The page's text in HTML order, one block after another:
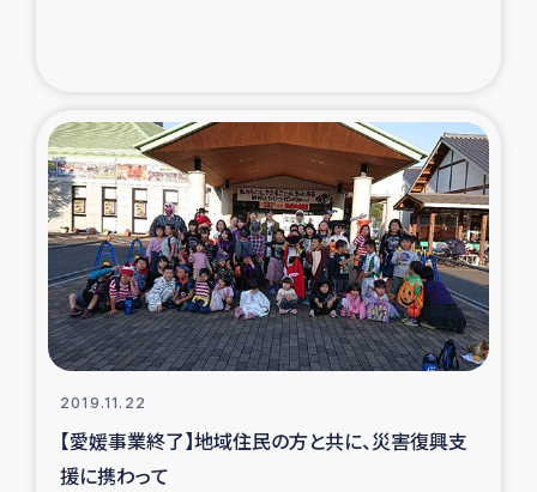
2019.11.22
【愛媛事業終了】地域住民の方と共に、災害復興支
援に携わって